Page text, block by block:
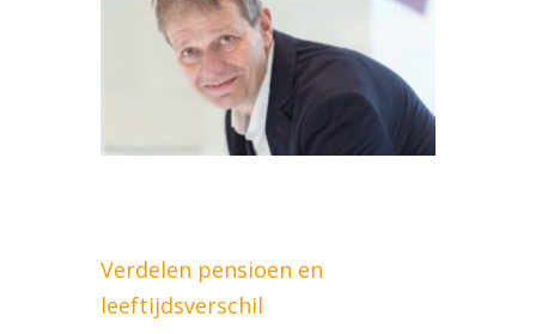
Verdelen pensioen en
leeftijdsverschil